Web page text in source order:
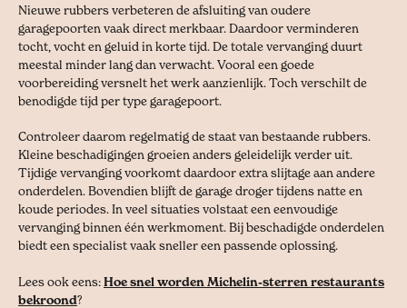
Nieuwe rubbers verbeteren de afsluiting van oudere
garagepoorten vaak direct merkbaar. Daardoor verminderen
tocht, vocht en geluid in korte tijd. De totale vervanging duurt
meestal minder lang dan verwacht. Vooral een goede
voorbereiding versnelt het werk aanzienlijk. Toch verschilt de
benodigde tijd per type garagepoort.
Controleer daarom regelmatig de staat van bestaande rubbers.
Kleine beschadigingen groeien anders geleidelijk verder uit.
Tijdige vervanging voorkomt daardoor extra slijtage aan andere
onderdelen. Bovendien blijft de garage droger tijdens natte en
koude periodes. In veel situaties volstaat een eenvoudige
vervanging binnen één werkmoment. Bij beschadigde onderdelen
biedt een specialist vaak sneller een passende oplossing.
Lees ook eens:Hoe snel worden Michelin-sterren restaurants
bekroond?